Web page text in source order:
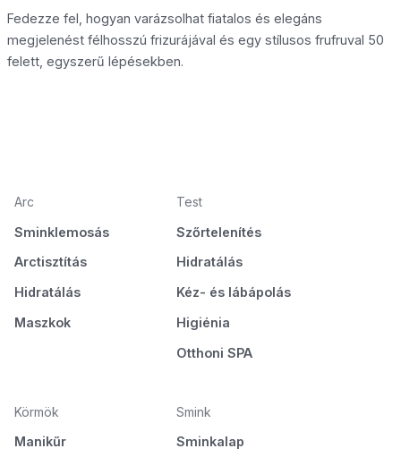
Fedezze fel, hogyan varázsolhat fiatalos és elegáns
megjelenést félhosszú frizurájával és egy stílusos frufruval 50
felett, egyszerű lépésekben.
Arc
Sminklemosás
Arctisztítás
Hidratálás
Maszkok
Test
Szőrtelenítés
Hidratálás
Kéz- és lábápolás
Higiénia
Otthoni SPA
Körmök
Manikűr
Smink
Sminkalap